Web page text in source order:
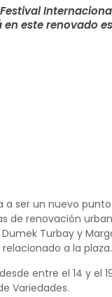
este renovado
a ser un nuevo
de renovación
Turbay y
a la plaza.
entre el 14 y el
Variedades.